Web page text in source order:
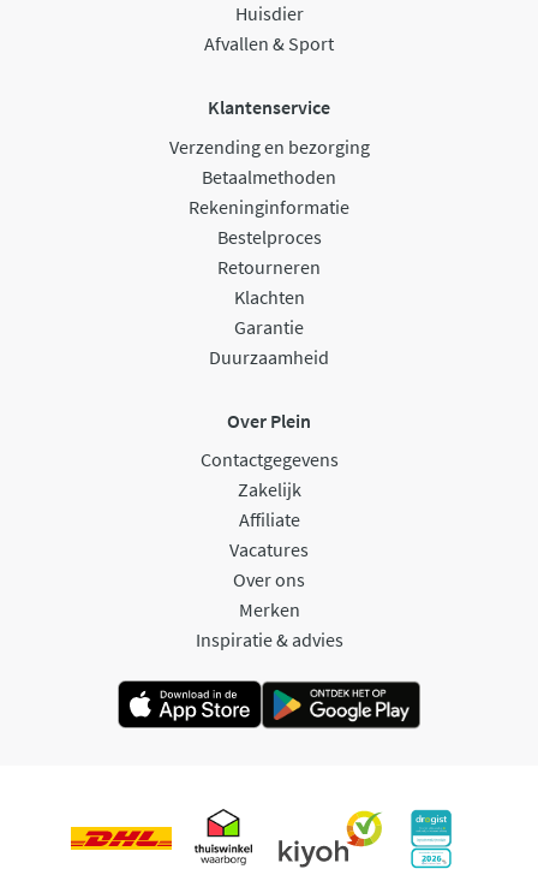
Huisdier
Afvallen & Sport
Klantenservice
Verzending en bezorging
Betaalmethoden
Rekeninginformatie
Bestelproces
Retourneren
Klachten
Garantie
Duurzaamheid
Over Plein
Contactgegevens
Zakelijk
Affiliate
Vacatures
Over ons
Merken
Inspiratie & advies